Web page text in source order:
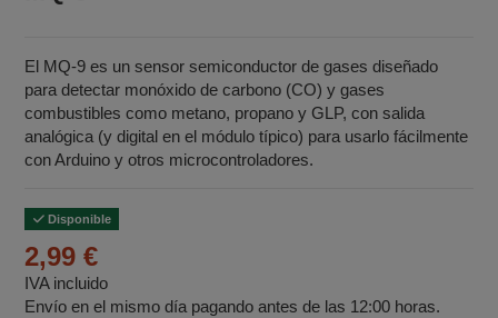
El MQ‑9 es un sensor semiconductor de gases diseñado
para detectar monóxido de carbono (CO) y gases
combustibles como metano, propano y GLP, con salida
analógica (y digital en el módulo típico) para usarlo fácilmente
con Arduino y otros microcontroladores.
Disponible
2,99 €
IVA incluido
Envío en el mismo día pagando antes de las 12:00 horas.